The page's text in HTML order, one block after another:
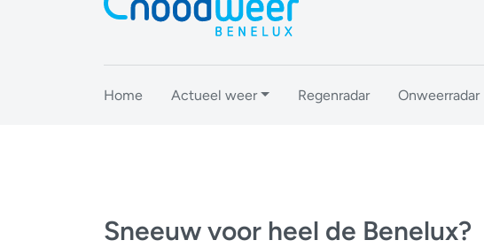
Home Actueel weer Regenradar Onweerradar
Sneeuw voor heel de Benelux?